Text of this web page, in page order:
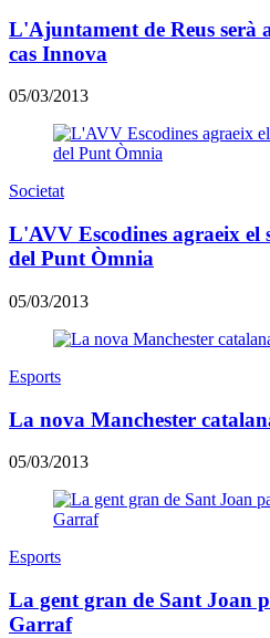
L'Ajuntament de Reus serà
cas Innova
05/03/2013
Societat
L'AVV Escodines agraeix el
del Punt Òmnia
05/03/2013
Esports
La nova Manchester
05/03/2013
Esports
La gent gran de Sant Joan
Garraf